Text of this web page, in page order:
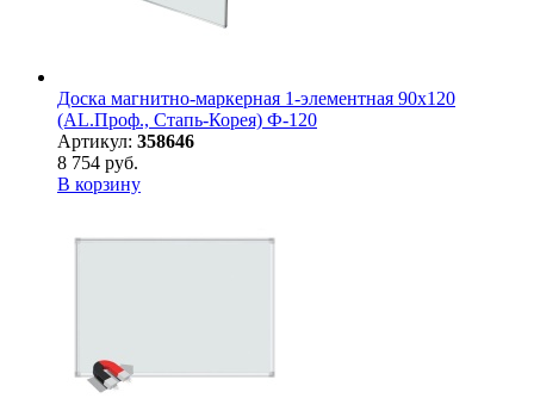
Доска магнитно-маркерная 1-элементная 90х120
(AL.Проф., Стапь-Корея) Ф-120
Артикул: 358646
8 754 руб.
В корзину